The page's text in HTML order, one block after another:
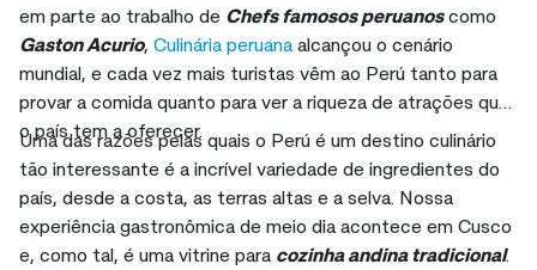
em parte ao trabalho de Chefs famosos peruanoscomo
Gaston Acurio, Culinária peruanaalcançou o cenário
mundial, e cada vez mais turistas vêm ao Perú tanto para
provar a comida quanto para ver a riqueza de atrações que
o país tem a oferecer.
Uma das razões pelas quais o Perú é um destino culinário
tão interessante é a incrível variedade de ingredientes do
país, desde a costa, as terras altas e a selva. Nossa
experiência gastronômica de meio dia acontece em Cusco
e, como tal, é uma vitrine para cozinha andina tradicional.